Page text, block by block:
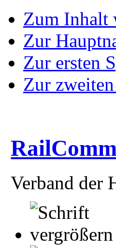
Zum Inhalt
Zur
Zur ersten
Zur
Verband der